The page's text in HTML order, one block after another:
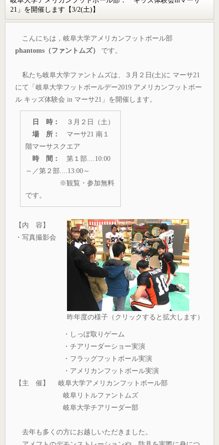
21」を開催します【3/2(土)】
こんにちは，岐阜大学アメリカンフットボール部
phantoms（ファントムズ）
です。
私たち岐阜大学ファントムズは、３月２日(土)に マーサ21
にて「岐阜大学フットボールデー2019 アメリカンフットボー
ル キッズ体験会 in マーサ21」を開催します。
日 時：
３月２日（土）
場 所：
マーサ21 南１
階マーサスクエア
時 間：
第１部....10:00
～／第２部....13:00～
※観覧・参加無料
です。
昨年度の様子（クリックすると拡大します）
【内 容】
・写真撮影会
・しっぽ取りゲーム
・チアリーダーショー実演
・フラッグフットボール実演
・アメリカンフットボール実演
【主 催】 岐阜大学アメリカンフットボール部
岐阜リトルファントムズ
岐阜大学チアリーダー部
去年も多くの方にお越しいただきました。